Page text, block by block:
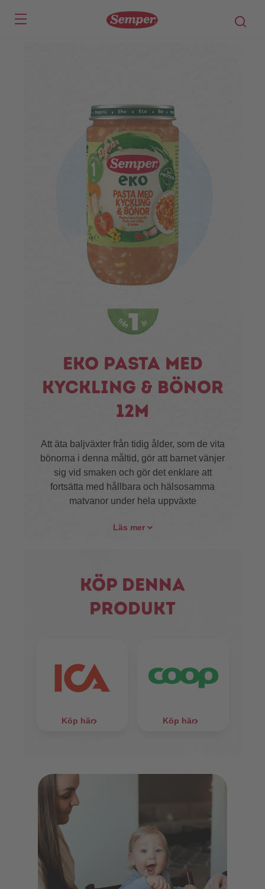
Eko pasta med
kyckling & bönor
12m
Att äta baljväxter från tidig ålder, som de vita
bönorna i denna måltid, gör att barnet vänjer
sig vid smaken och gör det enklare att
fortsätta med hållbara och hälsosamma
matvanor under hela uppväxte
Läs mer
Köp denna
produkt
Köp här Köp här